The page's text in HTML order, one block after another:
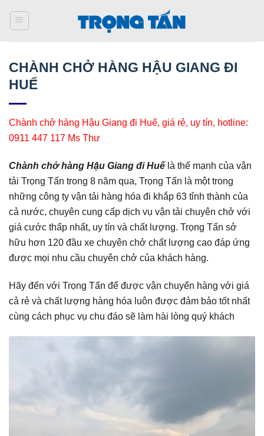
qua
CHÀNH CHỞ HÀNG HẬU GIANG ĐI
HUẾ
Chành chở hàng Hậu Giang đi Huế, giá rẻ, uy tín, hotline:
0911 447 117 Ms Thư
Chành chở hàng Hậu Giang đi Huế là thế mạnh của vận
tải Trọng Tấn trong 8 năm qua, Trọng Tấn là một trong
những công ty vận tải hàng hóa đi khắp 63 tỉnh thành của
cả nước, chuyên cung cấp dịch vụ vận tải chuyên chở với
giá cước thấp nhất, uy tín và chất lượng. Trọng Tấn sở
hữu hơn 120 đầu xe chuyên chở chất lượng cao đáp ứng
được mọi nhu cầu chuyên chở của khách hàng.
Hãy đến với Trọng Tấn để được vận chuyển hàng với giá
cả rẻ và chất lượng hàng hóa luôn được đảm bảo tốt nhất
cùng cách phục vụ chu đáo sẽ làm hài lòng quý khách